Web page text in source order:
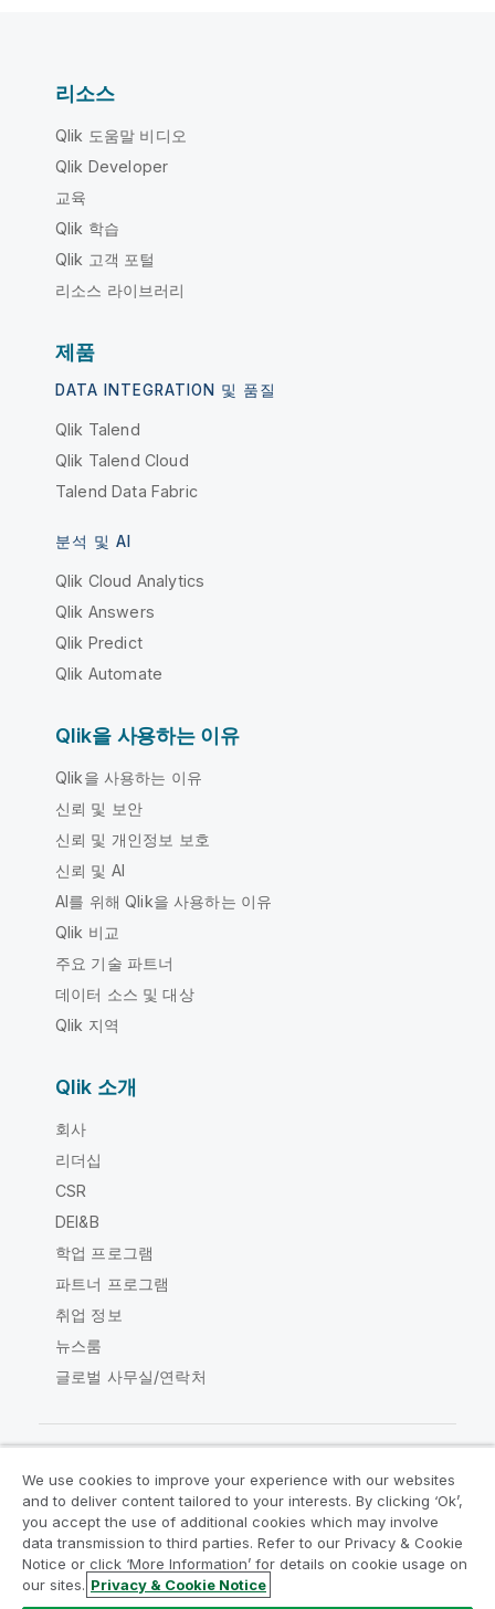
리소스
Qlik 도움말 비디오
Qlik Developer
교육
Qlik 학습
Qlik 고객 포털
리소스 라이브러리
제품
DATA INTEGRATION 및 품질
Qlik Talend
Qlik Talend Cloud
Talend Data Fabric
분석 및 AI
Qlik Cloud Analytics
Qlik Answers
Qlik Predict
Qlik Automate
Qlik을 사용하는 이유
Qlik을 사용하는 이유
신뢰 및 보안
신뢰 및 개인정보 보호
신뢰 및 AI
AI를 위해 Qlik을 사용하는 이유
Qlik 비교
주요 기술 파트너
데이터 소스 및 대상
Qlik 지역
Qlik 소개
회사
리더십
CSR
DEI&B
학업 프로그램
파트너 프로그램
취업 정보
뉴스룸
글로벌 사무실/연락처
Qlik Community
법적 계약 제품 약관
Legal Policies
Legal Policies
사용 약관
We use cookies to improve your experience with our websites
and to deliver content tailored to your interests. By clicking ‘Ok’,
you accept the use of additional cookies which may involve
data transmission to third parties. Refer to our Privacy & Cookie
Notice or click ‘More Information’ for details on cookie usage on
our sites. Privacy & Cookie Notice